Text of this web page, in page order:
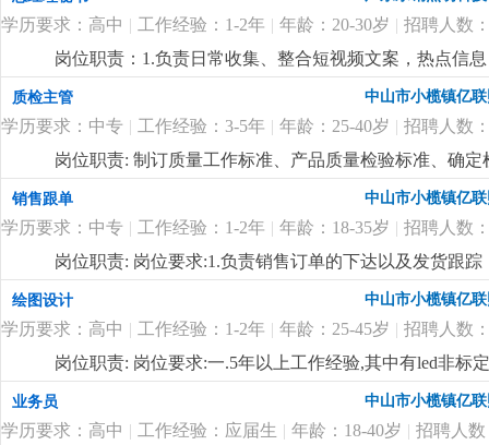
际、公关能力和抗压能力。公司客户资源稳定，待遇面
学历要求：高中 | 工作经验：1-2年 | 年龄：20-30岁 | 招聘人数
岗位职责：1.负责日常收集、整合短视频文案，热点信
司合作的短视频运营公司作为合格的拍摄文案。2.负责
要求18~30岁，熟练使用基础办公软件、会用ai软件找
收集能力，有较强的上进心和学习能力，服从安排。3.
绩效奖，社保，公费学习更详细...
质检主管 中山市小榄镇亿
学历要求：中专 | 工作经验：3-5年 | 年龄：25-40岁 | 招聘人数
岗位职责: 制订质量工作标准、产品质量检验标准、确
全过程的质量管理工作，对所承担的工作负责；岗位要
货、索赔等异常处理，组织相关部门调查、分析协调各
料、半成品、成品的抽检及产线上的操作工艺流程进行
领导交代的各项工作任务；更详细...
销售跟单 中山市小榄镇亿
学历要求：中专 | 工作经验：1-2年 | 年龄：18-35岁 | 招聘人数
岗位职责: 岗位要求:1.负责销售订单的下达以及发货跟
账款的回收跟进；4.负责客户投诉的信息接口传递工作
更新维护等等；
绘图设计 中山市小榄镇亿
学历要求：高中 | 工作经验：1-2年 | 年龄：25-45岁 | 招聘人数
岗位职责: 岗位要求:一.5年以上工作经验,其中有led非标
pro/e或solidworks等相关设计软件。4.认识灯具制作流
势,能够自立完成电子或者结构设计;5.具有良好的交流
际关系良好,听从管理顾全大局;主要负责新产品项目的
业务员 中山市小榄镇亿
学历要求：高中 | 工作经验：应届生 | 年龄：18-40岁 | 招聘人数